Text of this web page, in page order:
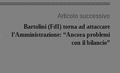
Articolo successivo
Bartolini (FdI) torna ad attaccare
l’Amministrazione: “Ancora problemi
con il bilancio”